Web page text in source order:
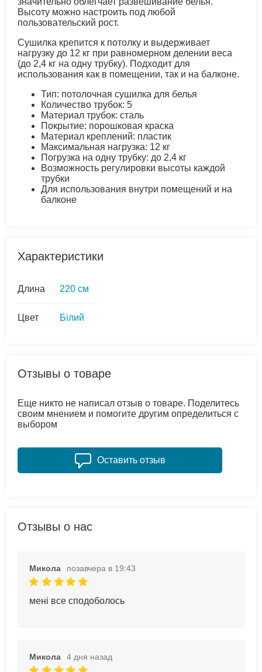
Высоту можно настроить под любой
пользовательский рост.
Сушилка крепится к потолку и выдерживает
нагрузку до 12 кг при равномерном делении веса
(до 2,4 кг на одну трубку). Подходит для
использования как в помещении, так и на балконе.
Тип: потолочная сушилка для белья
Количество трубок: 5
Материал трубок: сталь
Покрытие: порошковая краска
Материал креплений: пластик
Максимальная нагрузка: 12 кг
Погрузка на одну трубку: до 2,4 кг
Возможность регулировки высоты каждой
трубки
Для использования внутри помещений и на
балконе
Характеристики
Длина 220 см
Цвет Білий
Отзывы о товаре
Еще никто не написал отзыв о товаре. Поделитесь
своим мнением и помогите другим определиться с
выбором
Оставить отзыв
Отзывы о нас
Микола позавчера в 19:43
мені все сподоболось
Микола 4 дня назад